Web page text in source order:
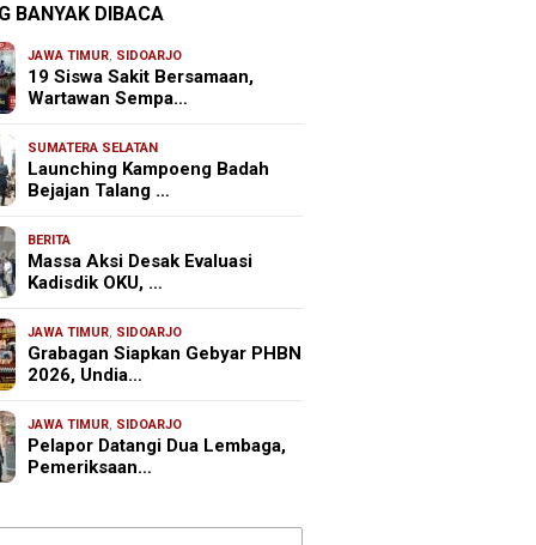
BANYAK DIBACA
JAWA TIMUR, SIDOARJO
19 Siswa Sakit Bersamaan,
Wartawan Sempa…
SUMATERA SELATAN
Launching Kampoeng Badah
Bejajan Talang …
BERITA
Massa Aksi Desak Evaluasi
Kadisdik OKU, …
JAWA TIMUR, SIDOARJO
Grabagan Siapkan Gebyar PHBN
2026, Undia…
JAWA TIMUR, SIDOARJO
Pelapor Datangi Dua Lembaga,
Pemeriksaan…